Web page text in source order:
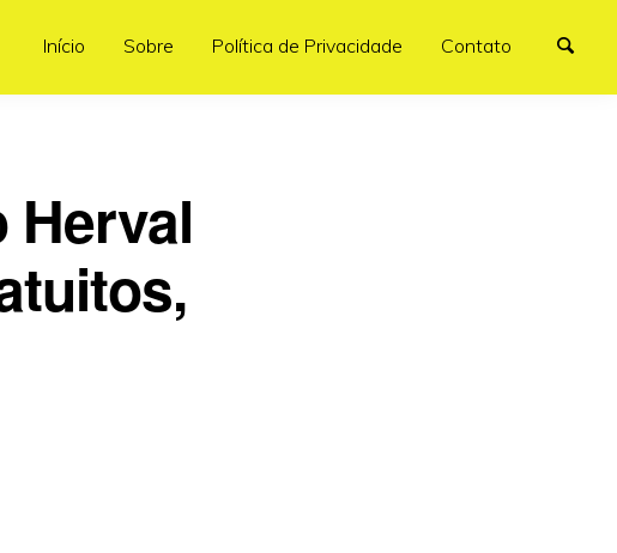
Início Sobre Política de Privacidade Contato
Herval